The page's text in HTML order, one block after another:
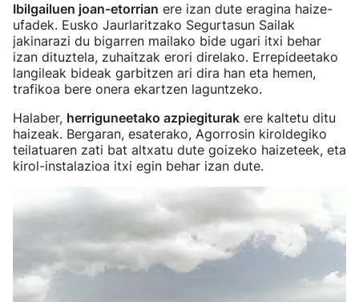
Ibilgailuen joan-etorrian ere izan dute eragina haize-
ufadek. Eusko Jaurlaritzako Segurtasun Sailak
jakinarazi du bigarren mailako bide ugari itxi behar
izan dituztela, zuhaitzak erori direlako. Errepideetako
langileak bideak garbitzen ari dira han eta hemen,
trafikoa bere onera ekartzen laguntzeko.
Halaber, herriguneetako azpiegiturak ere kaltetu ditu
haizeak. Bergaran, esaterako, Agorrosin kiroldegiko
teilatuaren zati bat altxatu dute goizeko haizeteek, eta
kirol-instalazioa itxi egin behar izan dute.